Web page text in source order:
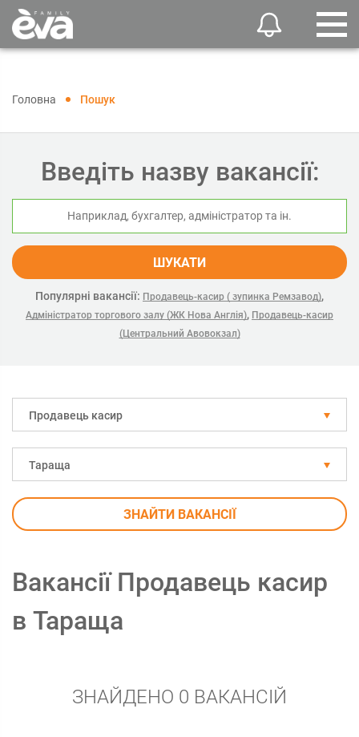
Головна Пошук
Введіть назву вакансії:
ШУКАТИ
Популярні вакансії: Продавець-касир ( зупинка Ремзавод),
Адміністратор торгового залу (ЖК Нова Англія), Продавець-касир
(Центральний Авовокзал)
Продавець касир
Тараща
ЗНАЙТИ ВАКАНСІЇ
Вакансії Продавець касир
в Тараща
ЗНАЙДЕНО 0 ВАКАНСІЙ